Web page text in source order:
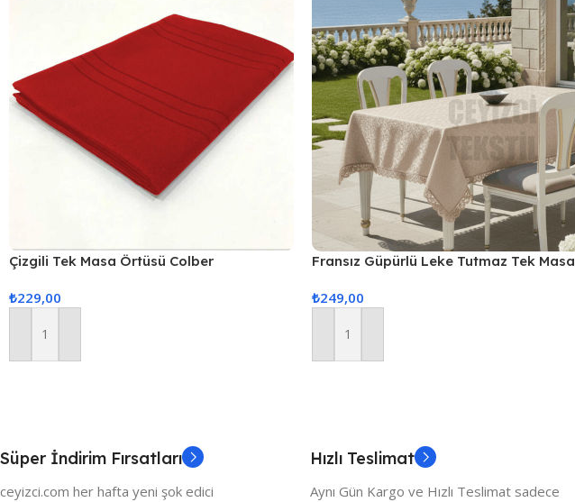
Çizgili Tek Masa Örtüsü Colber
₺229,00
Sepete Ekle
Fransız Güpürlü Leke Tutmaz Tek Masa
₺249,00
Sepete Ekle
Süper İndirim Fırsatları
ceyizci.com her hafta yeni şok edici
Hızlı Teslimat
Aynı Gün Kargo ve Hızlı Teslimat sadece